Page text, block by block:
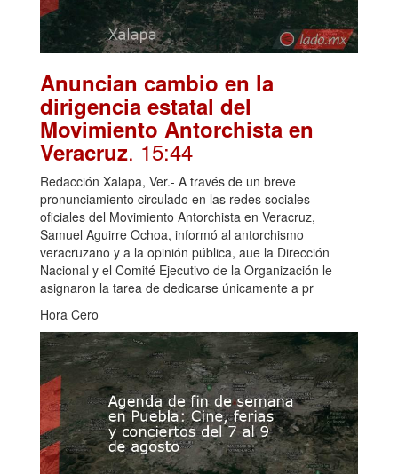
Anuncian cambio en la
dirigencia estatal del
Movimiento Antorchista en
Veracruz. 15:44
Redacción Xalapa, Ver.- A través de un breve
pronunciamiento circulado en las redes sociales
oficiales del Movimiento Antorchista en Veracruz,
Samuel Aguirre Ochoa, informó al antorchismo
veracruzano y a la opinión pública, aue la Dirección
Nacional y el Comité Ejecutivo de la Organización le
asignaron la tarea de dedicarse únicamente a pr
Hora Cero